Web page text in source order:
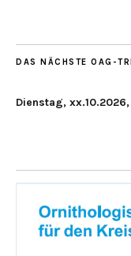
DAS NÄCHSTE OAG-
Dienstag,